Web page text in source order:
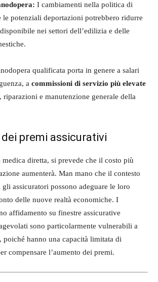
I cambiamenti nella politica di
le potenziali deportazioni potrebbero ridurre
nei settori dell’edilizia e delle
qualificata porta in genere a salari
a commissioni di servizio più elevate
e manutenzione generale della
premi assicurativi
medica diretta, si prevede che il costo più
aumenterà. Man mano che il contesto
assicuratori possono adeguare le loro
delle nuove realtà economiche. I
affidamento su finestre assicurative
sono particolarmente vulnerabili a
poiché hanno una capacità limitata di
compensare l’aumento dei premi.